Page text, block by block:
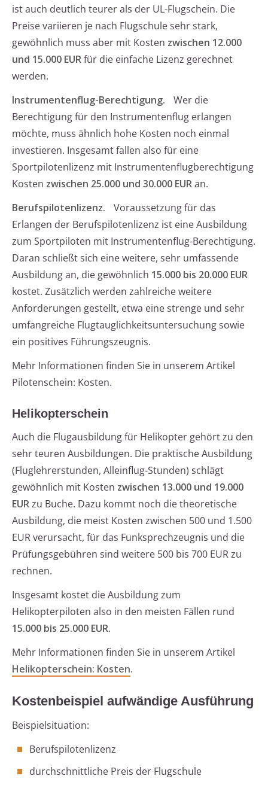
ist auch deutlich teurer als der UL-Flugschein. Die
Preise variieren je nach Flugschule sehr stark,
gewöhnlich muss aber mit Kosten zwischen 12.000
und 15.000 EURfür die einfache Lizenz gerechnet
werden.
Instrumentenflug-Berechtigung.
Wer die
Berechtigung für den Instrumentenflug erlangen
möchte, muss ähnlich hohe Kosten noch einmal
investieren. Insgesamt fallen also für eine
Sportpilotenlizenz mit Instrumentenflugberechtigung
Kosten zwischen 25.000 und 30.000 EURan.
Berufspilotenlizenz.
Voraussetzung für das
Erlangen der Berufspilotenlizenz ist eine Ausbildung
zum Sportpiloten mit Instrumentenflug-Berechtigung.
Daran schließt sich eine weitere, sehr umfassende
Ausbildung an, die gewöhnlich 15.000 bis 20.000 EUR
kostet. Zusätzlich werden zahlreiche weitere
Anforderungen gestellt, etwa eine strenge und sehr
umfangreiche Flugtauglichkeitsuntersuchung sowie
ein positives Führungszeugnis.
Mehr Informationen finden Sie in unserem Artikel
Pilotenschein: Kosten.
Helikopterschein
Auch die Flugausbildung für Helikopter gehört zu den
sehr teuren Ausbildungen. Die praktische Ausbildung
(Fluglehrerstunden, Alleinflug-Stunden) schlägt
gewöhnlich mit Kosten zwischen 13.000 und 19.000
EURzu Buche. Dazu kommt noch die theoretische
Ausbildung, die meist Kosten zwischen 500 und 1.500
EUR verursacht, für das Funksprechzeugnis und die
Prüfungsgebühren sind weitere 500 bis 700 EUR zu
rechnen.
Insgesamt kostet die Ausbildung zum
Helikopterpiloten also in den meisten Fällen rund
15.000 bis 25.000 EUR.
Mehr Informationen finden Sie in unserem Artikel
Helikopterschein: Kosten.
Kostenbeispiel aufwändige Ausführung
Beispielsituation:
Berufspilotenlizenz
durchschnittliche Preis der Flugschule